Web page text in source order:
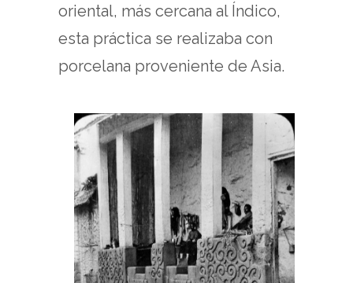
oriental, más cercana al Índico,
esta práctica se realizaba con
porcelana proveniente de Asia.